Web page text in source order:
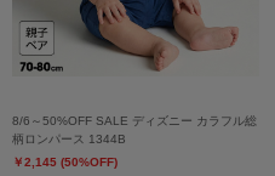
8/6～50%OFF SALE ディズニー カラフル総
柄ロンパース 1344B
￥2,145 (50%OFF)